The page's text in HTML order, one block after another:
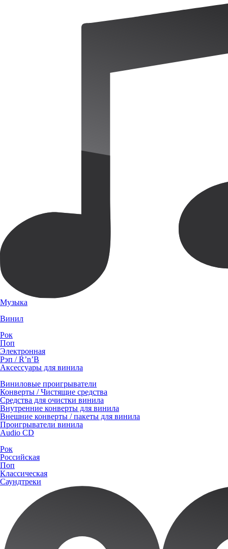
Музыка
Винил
Рок
Поп
Электронная
Рэп / R’n’B
Аксессуары для винила
Виниловые проигрыватели
Конверты / Чистящие средства
Средства для очистки винила
Внутренние конверты для винила
Внешние конверты / пакеты для винила
Проигрыватели винила
Audio CD
Рок
Российская
Поп
Классическая
Саундтреки